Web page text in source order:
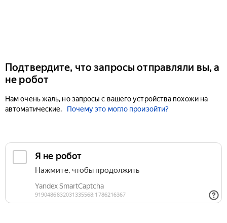
Подтвердите, что запросы отправляли вы, а
не робот
Нам очень жаль, но запросы с вашего устройства похожи на
автоматические.
Почему это могло произойти?